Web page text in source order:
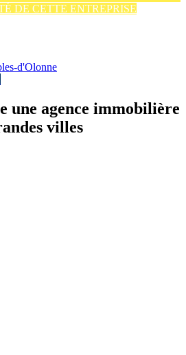
DE CETTE ENTREPRISE
d'Olonne
une agence immobilière
villes